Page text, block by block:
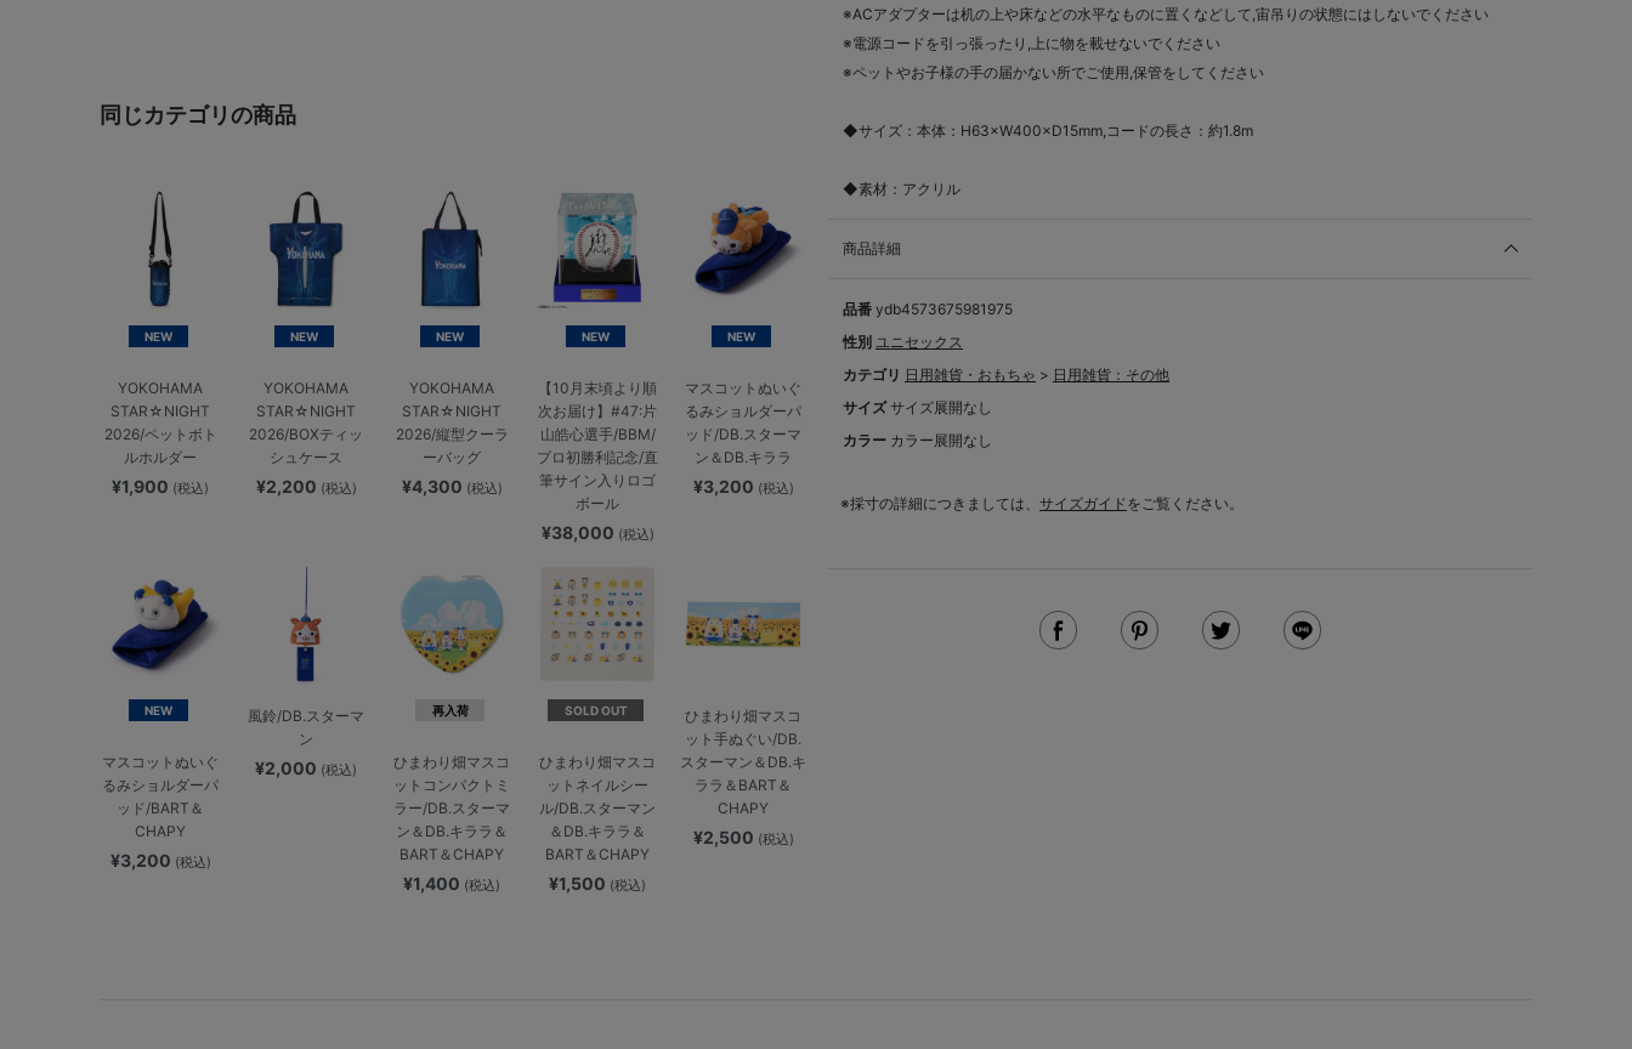
同じカテゴリの商品
NEW
YOKOHAMA
STAR☆NIGHT
2026/ペットボト
ルホルダー
¥1,900 (税込)
NEW
YOKOHAMA
STAR☆NIGHT
2026/BOXティッ
シュケース
¥2,200 (税込)
NEW
YOKOHAMA
STAR☆NIGHT
2026/縦型クーラ
ーバッグ
¥4,300 (税込)
NEW
【10月末頃より順
次お届け】#47:片
山皓心選手/BBM/
プロ初勝利記念/直
筆サイン入りロゴ
ボール
¥38,000 (税込)
NEW
マスコットぬいぐ
るみショルダーパ
ッド/DB.スターマ
ン＆DB.キララ
¥3,200 (税込)
NEW
マスコットぬいぐ
るみショルダーパ
ッド/BART＆
CHAPY
¥3,200 (税込)
風鈴/DB.スターマ
ン
¥2,000 (税込)
再入荷
ひまわり畑マスコ
ットコンパクトミ
ラー/DB.スターマ
ン＆DB.キララ＆
BART＆CHAPY
¥1,400 (税込)
SOLD OUT
ひまわり畑マスコ
ットネイルシー
ル/DB.スターマン
＆DB.キララ＆
BART＆CHAPY
¥1,500 (税込)
ひまわり畑マスコ
ット手ぬぐい/DB.
スターマン＆DB.キ
ララ＆BART＆
CHAPY
¥2,500 (税込)
※ACアダプターは机の上や床などの水平なものに置くなどして,宙吊りの状態にはしないでください
※電源コードを引っ張ったり,上に物を載せないでください
※ペットやお子様の手の届かない所でご使用,保管をしてください
◆サイズ：本体：H63×W400×D15mm,コードの長さ：約1.8m
◆素材：アクリル
商品詳細
品番 ydb4573675981975
性別 ユニセックス
カテゴリ 日用雑貨・おもちゃ > 日用雑貨：その他
サイズ サイズ展開なし
カラー カラー展開なし
※採寸の詳細につきましては、 サイズガイドをご覧ください。